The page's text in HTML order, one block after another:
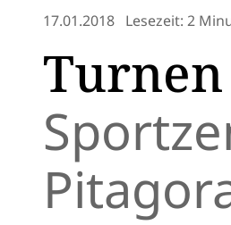
17.01.2018 Lesezeit: 2